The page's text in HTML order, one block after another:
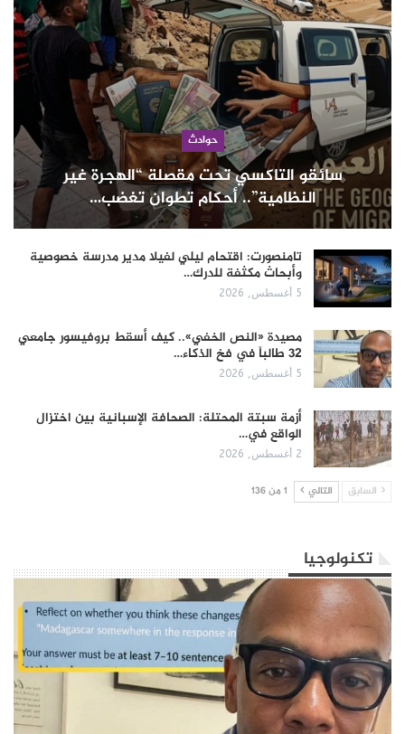
حوادث
سائقو التاكسي تحت مقصلة “الهجرة غير
النظامية”.. أحكام تطوان تغضب…
تامنصورت: اقتحام ليلي لفيلا مدير مدرسة خصوصية
وأبحاث مكثفة للدرك…
5 أغسطس, 2026
مصيدة «النص الخفي».. كيف أسقط بروفيسور جامعي
32 طالباً في فخ الذكاء…
5 أغسطس, 2026
أزمة سبتة المحتلة: الصحافة الإسبانية بين اختزال
الواقع في…
2 أغسطس, 2026
السابق التالي 1 من 136
تكنولوجيا